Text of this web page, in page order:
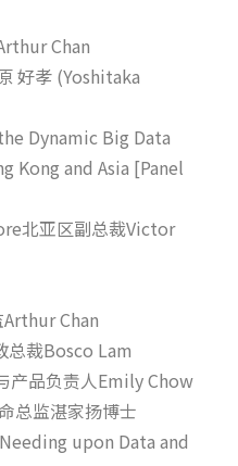
Chan
好孝 (Yoshitaka
Dynamic Big Data
Kong and Asia [Panel
北亚区副总裁Victor
Chan
裁Bosco Lam
产品负责人Emily Chow
总监湛家扬博士
upon Data and